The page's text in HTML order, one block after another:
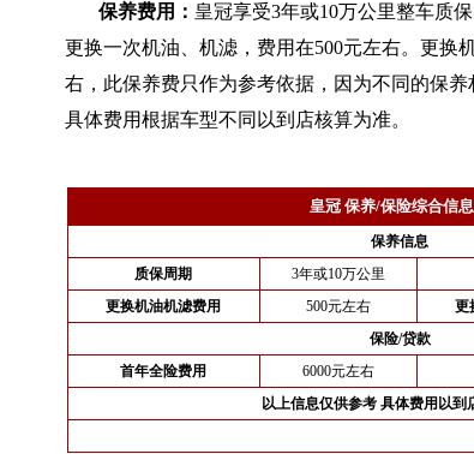
保养费用： 皇冠享受3年或10万公里整车质
更换一次机油、机滤，费用在500元左右。更换
右，此保养费只作为参考依据，因为不同的保养
具体费用根据车型不同以到店核算为准。
皇冠 保养/保险综合信
保养信息
质保周期
3年或10万公里
更换机油机滤费用
500元左右 更
保险/贷款
首年全险费用
6000元左右
以上信息仅供参考 具体费用以到